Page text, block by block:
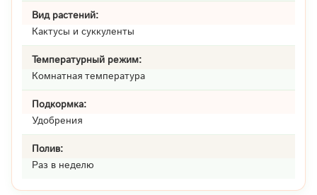
Вид растений:
Кактусы и суккуленты
Температурный режим:
Комнатная температура
Подкормка:
Удобрения
Полив:
Раз в неделю